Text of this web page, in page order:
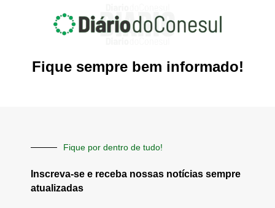
Fique sempre bem informado!
Fique por dentro de tudo!
Inscreva-se e receba nossas notícias sempre
atualizadas